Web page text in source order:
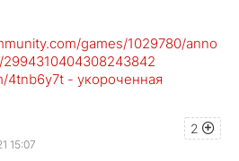
games/1029780/anno
4tnb6y7t - укороченная
2
15:07